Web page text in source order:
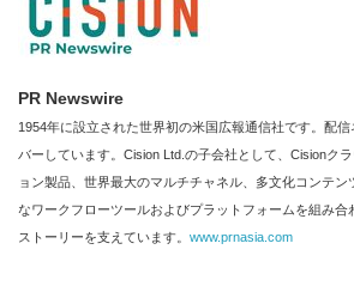
PR Newswire
1954年に設立された世界初の米国広報通信社です。配
バーしています。Cision Ltd.の子会社として、Cisionク
ョン製品、世界最大のマルチチャネル、多文化コンテン
なワークフローツールおよびプラットフォームを組み合
ストーリーを支えています。 www.prnasia.com